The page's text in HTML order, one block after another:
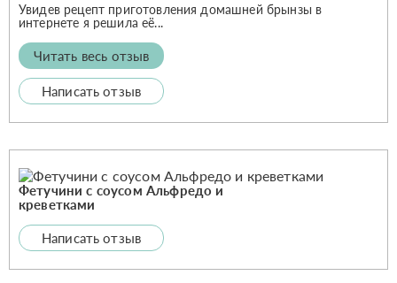
Увидев рецепт приготовления домашней брынзы в
интернете я решила её...
Читать весь отзыв
Написать отзыв
Фетучини с соусом Альфредо и
креветками
Написать отзыв